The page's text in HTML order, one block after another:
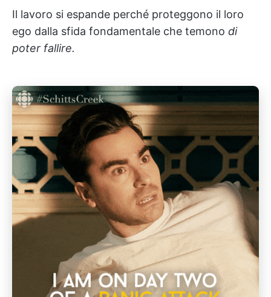
Il lavoro si espande perché proteggono il loro
ego dalla sfida fondamentale che temono di
poter fallire.